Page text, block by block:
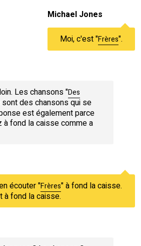
Michael Jones
Moi, c'est "Frères".
Les chansons "Des
sont des chansons qui se
est également parce
fond la caisse comme a
écouter "Frères" à fond la caisse.
à fond la caisse.